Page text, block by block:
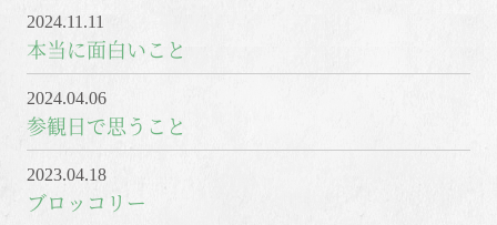
2024.11.11
本当に面白いこと
2024.04.06
参観日で思うこと
2023.04.18
ブロッコリー